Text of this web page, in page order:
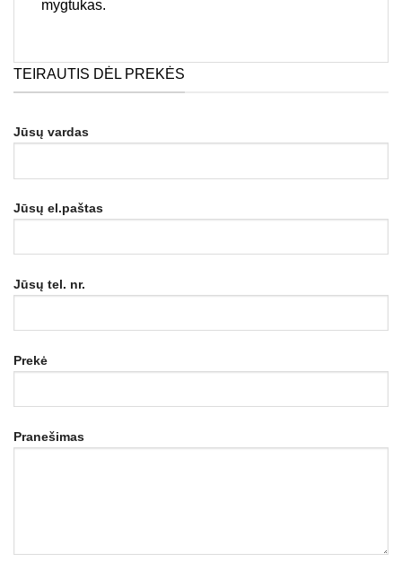
mygtukas.
TEIRAUTIS DĖL PREKĖS
Jūsų vardas
Jūsų el.paštas
Jūsų tel. nr.
Prekė
Pranešimas